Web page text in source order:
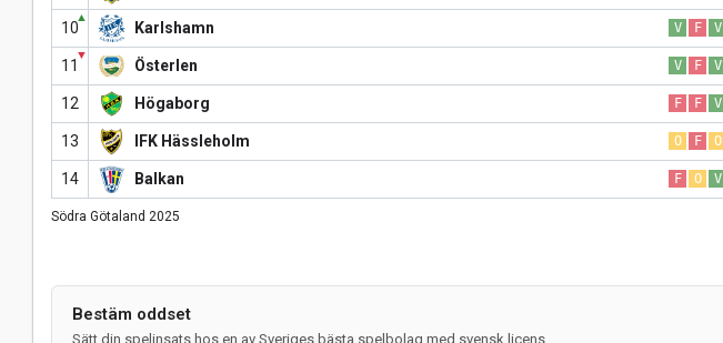
10
▲
Karlshamn V F V
11
▼
Österlen V F V
12 Högaborg F F V
13 IFK Hässleholm O F O
14 Balkan F O V
Södra Götaland 2025
Bestäm oddset
Sätt din spelinsats hos en av Sveriges bästa spelbolag med svensk licens.